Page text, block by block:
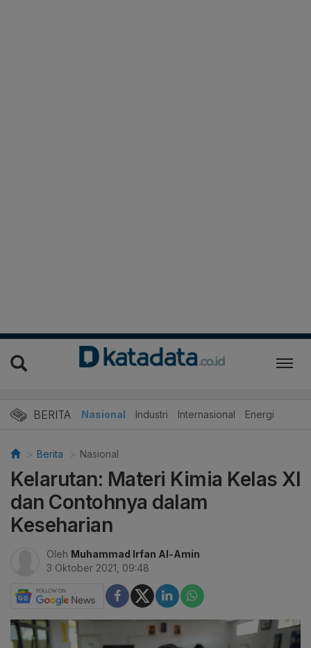
BERITA Nasional Industri Internasional Energi
Berita Nasional
Kelarutan: Materi Kimia Kelas XI
dan Contohnya dalam
Keseharian
Oleh Muhammad Irfan Al-Amin
3 Oktober 2021, 09:48